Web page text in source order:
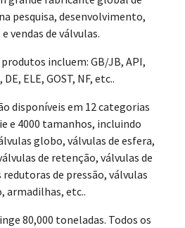
pesquisa, desenvolvimento,
vendas de válvulas.
incluem: GB/JB, API,
DE, ELE, GOST, NF, etc..
disponíveis em 12 categorias
e 4000 tamanhos, incluindo
globo, válvulas de esfera,
de retenção, válvulas de
de pressão, válvulas
armadilhas, etc..
80,000 toneladas. Todos os